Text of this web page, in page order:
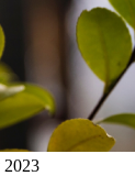
2023